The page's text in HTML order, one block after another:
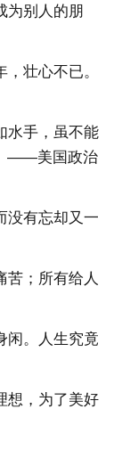
为别人的朋
壮心不已。
水手，虽不能
——美国政治
没有忘却又一
苦；所有给人
闲。人生究竟
想，为了美好